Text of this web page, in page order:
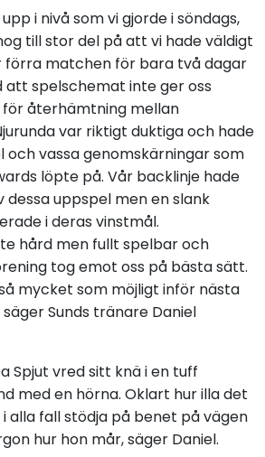
i nivå som vi gjorde i söndags,
till stor del på att vi hade väldigt
matchen för bara två dagar
att spelschemat inte ger oss
återhämtning mellan
var riktigt duktiga och hade
vassa genomskärningar som
löpte på. Vår backlinje hade
dessa uppspel men en slank
i deras vinstmål.
hård men fullt spelbar och
tog emot oss på bästa sätt.
mycket som möjligt inför nästa
Sunds tränare Daniel
Spjut vred sitt knä i en tuff
med en hörna. Oklart hur illa det
alla fall stödja på benet på vägen
hur hon mår, säger Daniel.